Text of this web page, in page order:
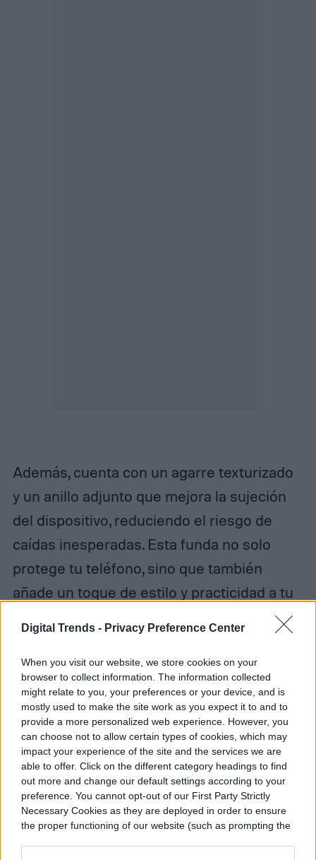
Digital Trends - Privacy Preference Center
When you visit our website, we store cookies on your
browser to collect information. The information collected
might relate to you, your preferences or your device, and is
mostly used to make the site work as you expect it to and to
provide a more personalized web experience. However, you
can choose not to allow certain types of cookies, which may
impact your experience of the site and the services we are
able to offer. Click on the different category headings to find
out more and change our default settings according to your
preference. You cannot opt-out of our First Party Strictly
Necessary Cookies as they are deployed in order to ensure
the proper functioning of our website (such as prompting the
Además, cuenta con un agarre texturizado
y un anillo adjunto que mejora la sujeción
del dispositivo, reduciendo el riesgo de
caídas inesperadas. Esta funda no solo
protege tu teléfono, sino que también
añade un toque de estilo y practicidad a tu
día a día con sus combinaciones de colores
AMAZON
Funda Tough Armor Pro de
Spigen